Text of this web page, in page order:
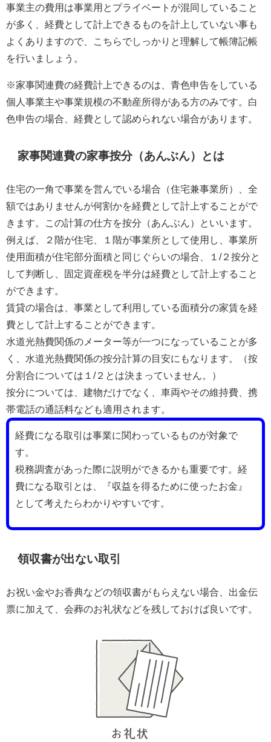
事業主の費用は事業用とプライベートが混同していること
が多く、経費として計上できるものを計上していない事も
よくありますので、こちらでしっかりと理解して帳簿記帳
を行いましょう。
※家事関連費の経費計上できるのは、青色申告をしている
個人事業主や事業規模の不動産所得がある方のみです。白
色申告の場合、経費として認められない場合があります。
家事関連費の家事按分（あんぶん）とは
住宅の一角で事業を営んでいる場合（住宅兼事業所）、全
額ではありませんが何割かを経費として計上することがで
きます。この計算の仕方を按分（あんぶん）といいます。
例えば、２階が住宅、１階が事業所として使用し、事業所
使用面積が住宅部分面積と同じぐらいの場合、１/２按分と
して判断し、固定資産税を半分は経費として計上すること
ができます。
賃貸の場合は、事業として利用している面積分の家賃を経
費として計上することができます。
水道光熱費関係のメーター等が一つになっていることが多
く、水道光熱費関係の按分計算の目安にもなります。（按
分割合については１/２とは決まっていません。）
按分については、建物だけでなく、車両やその維持費、携
帯電話の通話料なども適用されます。
経費になる取引は事業に関わっているものが対象で
す。
税務調査があった際に説明ができるかも重要です。経
費になる取引とは、『収益を得るために使ったお金』
として考えたらわかりやすいです。
領収書が出ない取引
お祝い金やお香典などの領収書がもらえない場合、出金伝
票に加えて、会葬のお礼状などを残しておけば良いです。